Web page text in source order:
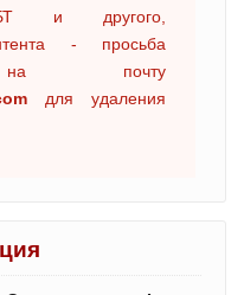
и другого,
- просьба
на почту
для удаления